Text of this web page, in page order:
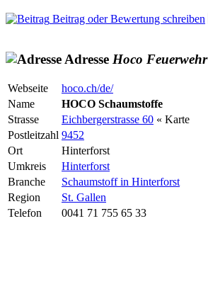
Beitrag oder Bewertung schreiben
Adresse Hoco Feuerwehr
Webseite
hoco.ch/de/
Name
HOCO Schaumstoffe
Strasse
Eichbergerstrasse 60 « Karte
Postleitzahl 9452
Ort
Hinterforst
Umkreis
Hinterforst
Branche
Schaumstoff in Hinterforst
Region
St. Gallen
Telefon
0041 71 755 65 33